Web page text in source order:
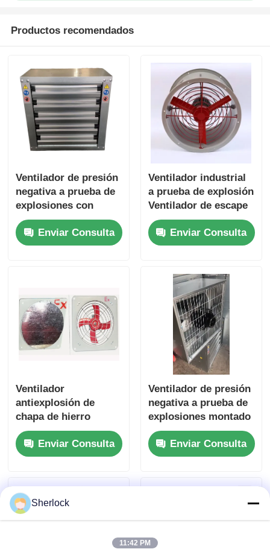
Productos recomendados
Ventilador de presión
negativa a prueba de
explosiones con
certificación ATEX,
carcasa resistente a
la corrosión y alto
Enviar Consulta
Ventilador industrial
a prueba de explosión
Ventilador de escape
para cabinas de
pulverización
Enviar Consulta
Ventilador
antiexplosión de
chapa de hierro
espesado con
ventilador axial de
escape montado en la
Enviar Consulta
Ventilador de presión
negativa a prueba de
explosiones montado
en pared para
ubicaciones
peligrosas
Enviar Consulta
Sherlock
11:42 PM